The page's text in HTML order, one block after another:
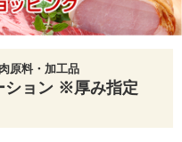
原料・加工品
ション ※厚み指定